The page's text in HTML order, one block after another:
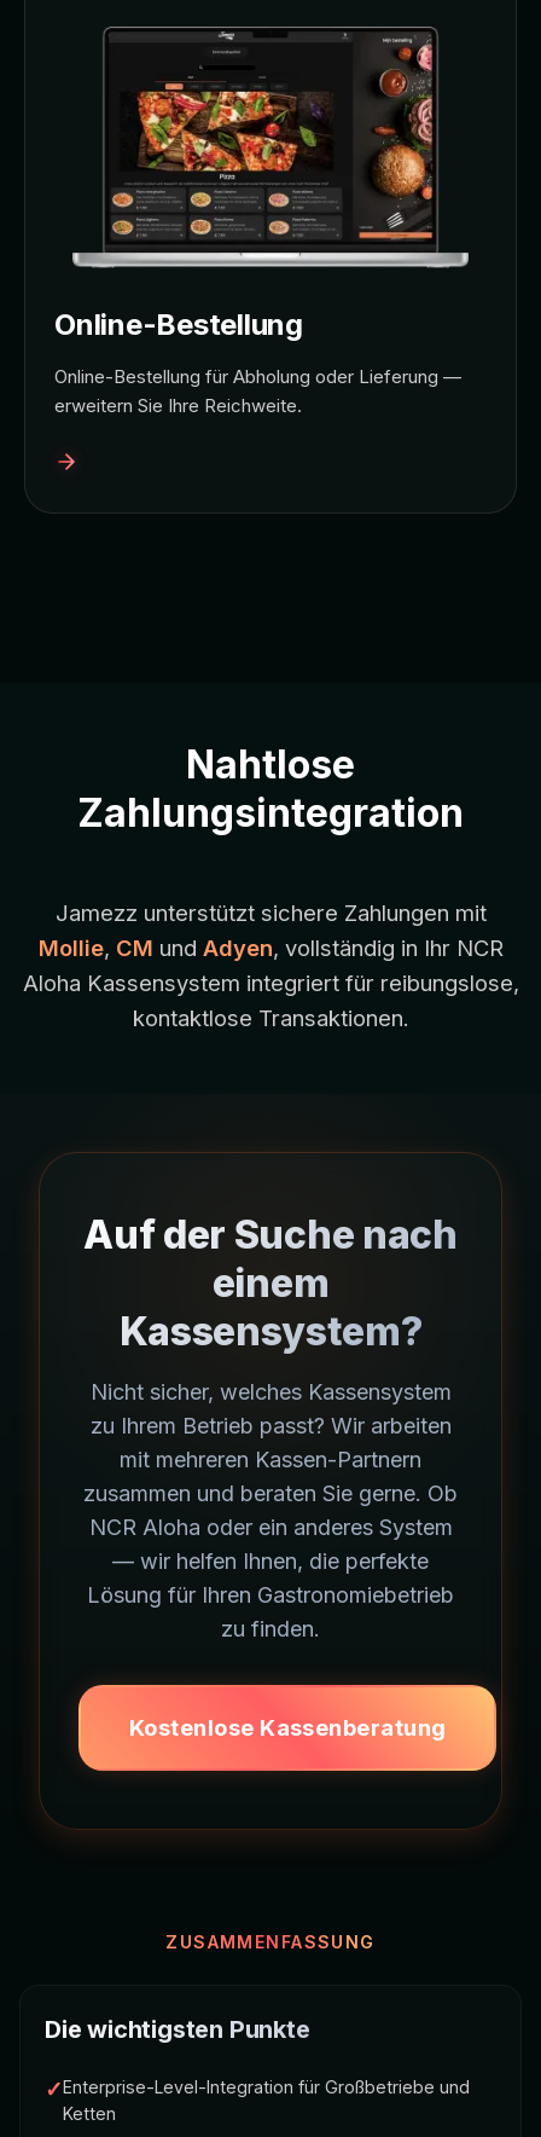
Online-Bestellung
Online-Bestellung für Abholung oder Lieferung —
erweitern Sie Ihre Reichweite.
Nahtlose
Zahlungsintegration
Jamezz unterstützt sichere Zahlungen mit
Mollie, CM und Adyen, vollständig in Ihr NCR
Aloha Kassensystem integriert für reibungslose,
kontaktlose Transaktionen.
Auf der Suche nach
einem
Kassensystem?
Nicht sicher, welches Kassensystem
zu Ihrem Betrieb passt? Wir arbeiten
mit mehreren Kassen-Partnern
zusammen und beraten Sie gerne. Ob
NCR Aloha oder ein anderes System
— wir helfen Ihnen, die perfekte
Lösung für Ihren Gastronomiebetrieb
zu finden.
Kostenlose Kassenberatung
ZUSAMMENFASSUNG
Die wichtigsten Punkte
✓Enterprise-Level-Integration für Großbetriebe und
Ketten